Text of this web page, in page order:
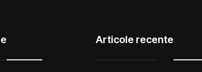
Articole recente